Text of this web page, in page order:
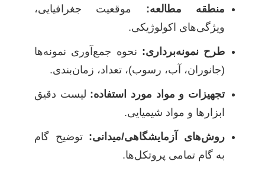
منطقه مطالعه: موقعیت جغرافیایی،
ویژگی‌های اکولوژیکی.
طرح نمونه‌برداری: نحوه جمع‌آوری نمونه‌ها
(جانوران، آب، رسوب)، تعداد، زمان‌بندی.
تجهیزات و مواد مورد استفاده: لیست دقیق
ابزارها و مواد شیمیایی.
روش‌های آزمایشگاهی/میدانی: توضیح گام
به گام تمامی پروتکل‌ها.